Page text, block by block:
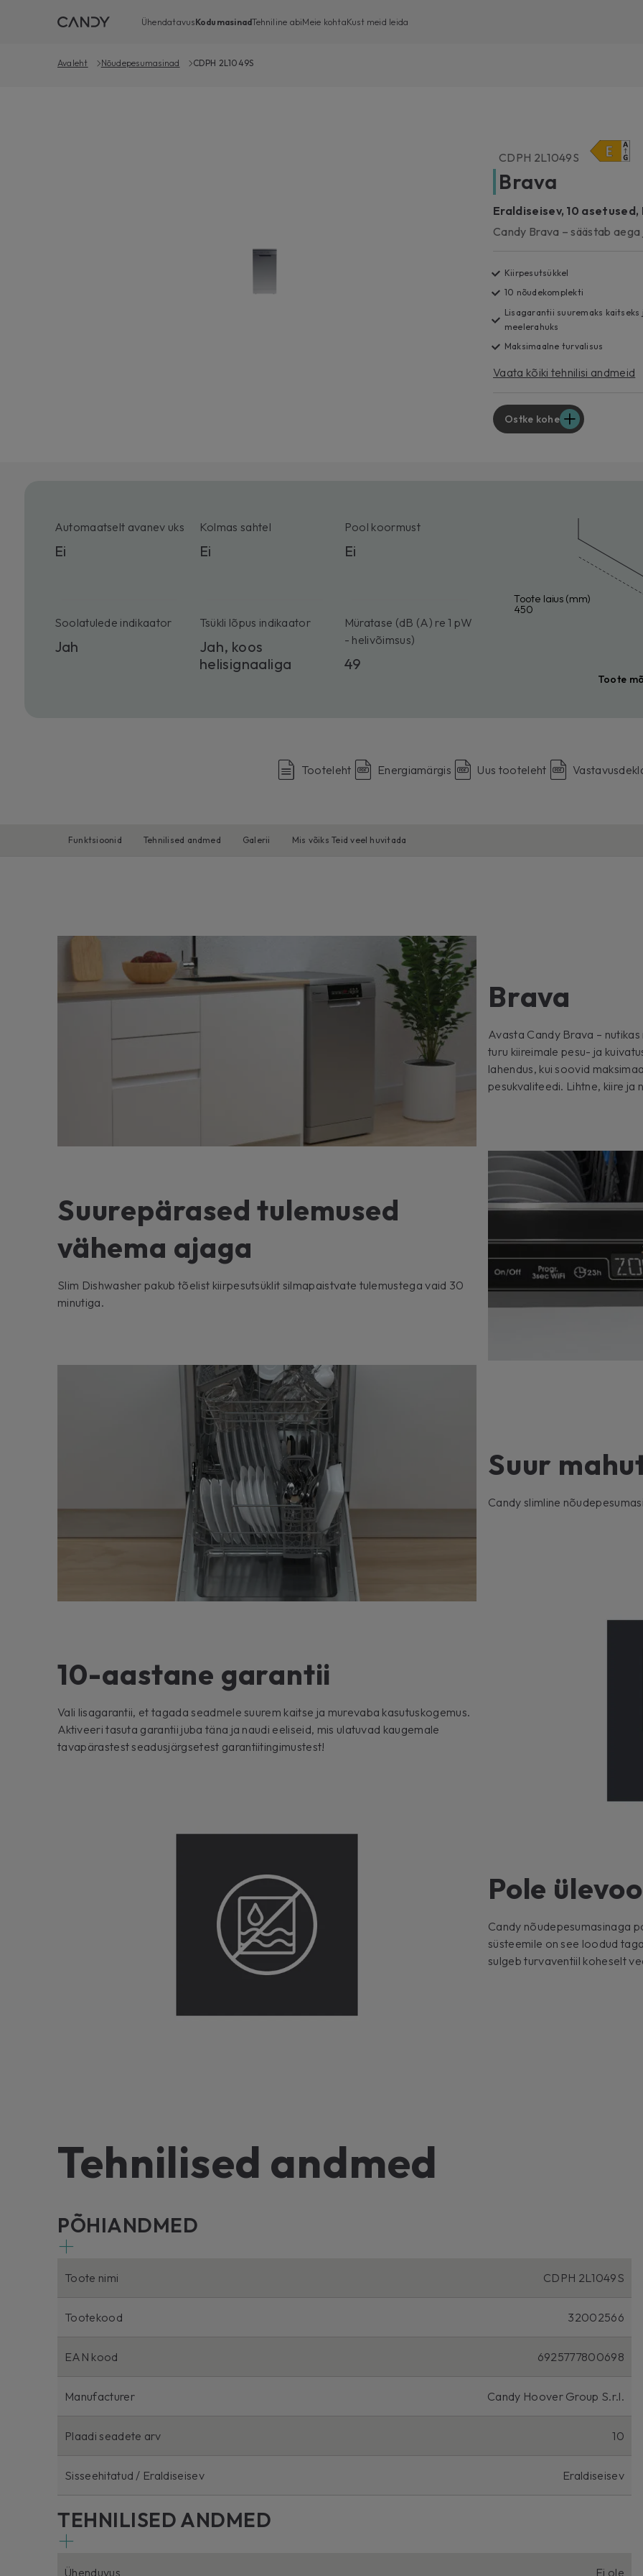
ÜhendatavusKodumasinadTehniline abiMeie kohtaKust meid leida
Avaleht Nõudepesumasinad CDPH 2L1049S
CDPH 2L1049S
Brava
Eraldiseisev, 10 asetused,
Candy Brava – säästab
Kiirpesutsükkel
10 nõudekomplekti
Lisagarantii suuremaks kaitseks
meelerahuks
Maksimaalne turvalisus
Vaata kõiki tehnilisi andmeid
Ostke kohe
Automaatselt avanev uks
Ei
Kolmas sahtel
Ei
Pool koormust
Ei
Soolatulede indikaator
Jah
Tsükli lõpus indikaator
Jah, koos
helisignaaliga
Müratase (dB (A) re 1 pW
- helivõimsus)
49
Toote laius (mm)
450
Toote
Tooteleht Energiamärgis Uus tooteleht
Funktsioonid Tehnilised andmed Galerii Mis võiks Teid veel huvitada
Brava
Avasta Candy Brava –
turu kiireimale pesu- ja
lahendus, kui soovid
pesukvaliteedi. Lihtne, kiire ja
Suurepärased tulemused
vähema ajaga
Slim Dishwasher pakub tõelist kiirpesutsüklit silmapaistvate tulemustega vaid 30
minutiga.
Suur
Candy slimline
10-aastane garantii
Vali lisagarantii, et tagada seadmele suurem kaitse ja murevaba kasutuskogemus.
Aktiveeri tasuta garantii juba täna ja naudi eeliseid, mis ulatuvad kaugemale
tavapärastest seadusjärgsetest garantiitingimustest!
Pole
Candy nõudepesumasinaga
süsteemile on see loodud
sulgeb turvaventiil koheselt
Tehnilised andmed
PÕHIANDMED
Toote nimi CDPH 2L1049S
Tootekood 32002566
EAN kood 6925777800698
Manufacturer Candy Hoover Group S.r.l.
Plaadi seadete arv 10
Sisseehitatud / Eraldiseisev Eraldiseisev
TEHNILISED ANDMED
Ühenduvus Ei ole